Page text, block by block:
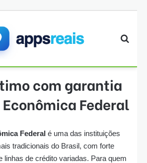
com garantia
Federal
Federal é uma das instituições
tradicionais do Brasil, com forte
linhas de crédito variadas. Para quem